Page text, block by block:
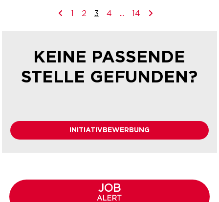
1 2 3 4 ... 14
KEINE PASSENDE
STELLE GEFUNDEN?
INITIATIVBEWERBUNG
JOB
ALERT